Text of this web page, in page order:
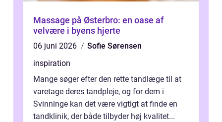
Massage på Østerbro: en oase af
velvære i byens hjerte
06 juni 2026
Sofie Sørensen
inspiration
Mange søger efter den rette tandlæge til at
varetage deres tandpleje, og for dem i
Svinninge kan det være vigtigt at finde en
tandklinik, der både tilbyder høj kvalitet...